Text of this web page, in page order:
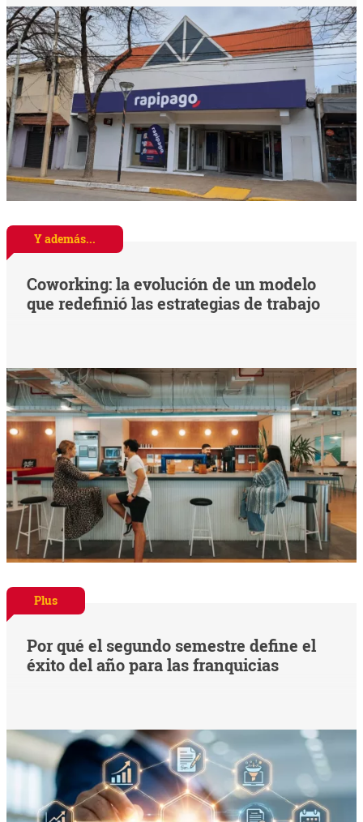
Y además...
Coworking: la evolución de un modelo
que redefinió las estrategias de trabajo
Plus
Por qué el segundo semestre define el
éxito del año para las franquicias